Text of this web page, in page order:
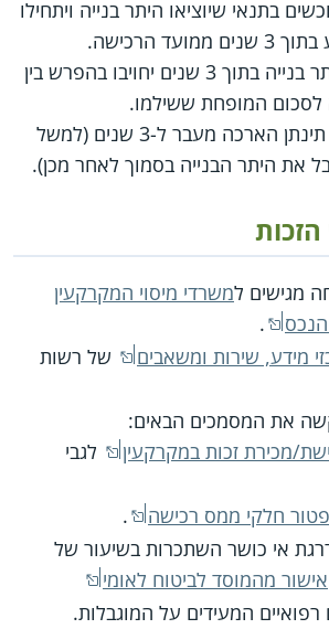
בתנאי שיוציאו היתר בנייה ויתחילו
הרכישה.
מי שלא יוציאו היתר בנייה בתוך 3 שנים יחויבו בהפרש בין
המופחת ששילמו.
בנסיבות מיוחדות תינתן הארכה מעבר ל-3 שנים (למשל
את היתר הבנייה בסמוך לאחר מכן).
מגישים למשרדי מיסוי המקרקעין
.
מידע, שירות ומשאבים
של רשות
את המסמכים הבאים:
מכירת זכות במקרקעין
לגבי
חלקי ממס רכישה
.
אי כושר השתכרות בשיעור של
אישור מהמוסד לביטוח לאומי
המעידים על המוגבלות.